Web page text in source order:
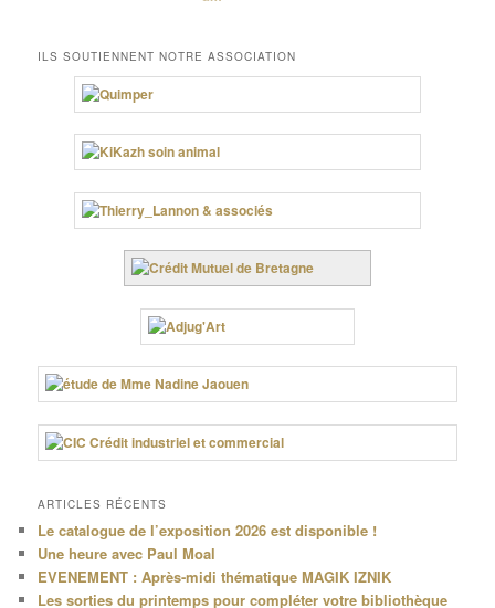
ILS SOUTIENNENT NOTRE ASSOCIATION
ARTICLES RÉCENTS
Le catalogue de l’exposition 2026 est disponible !
Une heure avec Paul Moal
EVENEMENT : Après-midi thématique MAGIK IZNIK
Les sorties du printemps pour compléter votre bibliothèque